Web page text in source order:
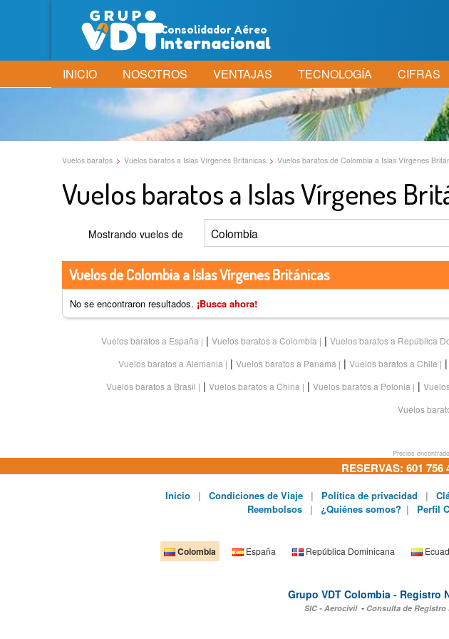
Consolidador Aéreo
Internacional
INICIO NOSOTROS VENTAJAS TECNOLOGÍA CIFRAS
Vuelos baratos > Vuelos baratos a Islas Vírgenes Británicas > Vuelos baratos de Colombia a Islas Vírgenes
Vuelos baratos a Islas Vírgenes
Mostrando vuelos de
Vuelos de Colombia a Islas Vírgenes Británicas
No se encontraron resultados. ¡Busca ahora!
Vuelos baratos a España | Vuelos baratos a Colombia | Vuelos baratos a República
Vuelos baratos a Alemania | Vuelos baratos a Panamá | Vuelos baratos a Chile |
Vuelos baratos a Brasil | Vuelos baratos a China | Vuelos baratos a Polonia |
Vuelos
Precios
RESERVAS: 601 756
Inicio | Condiciones de Viaje | Política de privacidad |
Reembolsos
| ¿Quiénes somos? | Perfil
Colombia España República Dominicana
Grupo VDT Colombia - Registro
SIC - Aerocivil- Consulta de Registro